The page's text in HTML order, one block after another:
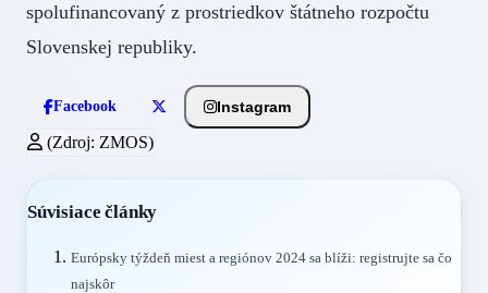
spolufinancovaný z prostriedkov štátneho rozpočtu
Slovenskej republiky.
Facebook Instagram
(Zdroj: ZMOS)
Súvisiace články
Európsky týždeň miest a regiónov 2024 sa blíži: registrujte sa čo
najskôr